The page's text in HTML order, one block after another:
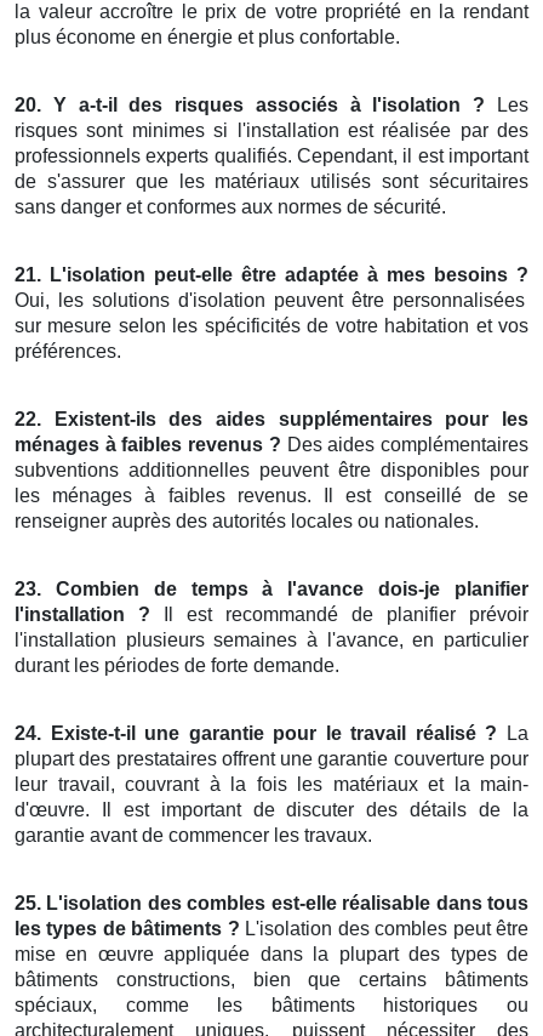
la valeur accroître le prix de votre propriété en la rendant
plus économe en énergie et plus confortable.
20. Y a-t-il des risques associés à l'isolation ? Les
risques sont minimes si l'installation est réalisée par des
professionnels experts qualifiés. Cependant, il est important
de s'assurer que les matériaux utilisés sont sécuritaires
sans danger et conformes aux normes de sécurité.
21. L'isolation peut-elle être adaptée à mes besoins ?
Oui, les solutions d'isolation peuvent être personnalisées
sur mesure selon les spécificités de votre habitation et vos
préférences.
22. Existent-ils des aides supplémentaires pour les
ménages à faibles revenus ? Des aides complémentaires
subventions additionnelles peuvent être disponibles pour
les ménages à faibles revenus. Il est conseillé de se
renseigner auprès des autorités locales ou nationales.
23. Combien de temps à l'avance dois-je planifier
l'installation ? Il est recommandé de planifier prévoir
l'installation plusieurs semaines à l'avance, en particulier
durant les périodes de forte demande.
24. Existe-t-il une garantie pour le travail réalisé ? La
plupart des prestataires offrent une garantie couverture pour
leur travail, couvrant à la fois les matériaux et la main-
d'œuvre. Il est important de discuter des détails de la
garantie avant de commencer les travaux.
25. L'isolation des combles est-elle réalisable dans tous
les types de bâtiments ? L'isolation des combles peut être
mise en œuvre appliquée dans la plupart des types de
bâtiments constructions, bien que certains bâtiments
spéciaux, comme les bâtiments historiques ou
architecturalement uniques, puissent nécessiter des